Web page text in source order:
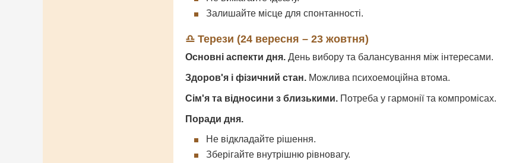
Залишайте місце для спонтанності.
♎ Терези (24 вересня – 23 жовтня)
Основні аспекти дня. День вибору та балансування між інтересами.
Здоров'я і фізичний стан. Можлива психоемоційна втома.
Сім'я та відносини з близькими. Потреба у гармонії та компромісах.
Поради дня.
Не відкладайте рішення.
Зберігайте внутрішню рівновагу.